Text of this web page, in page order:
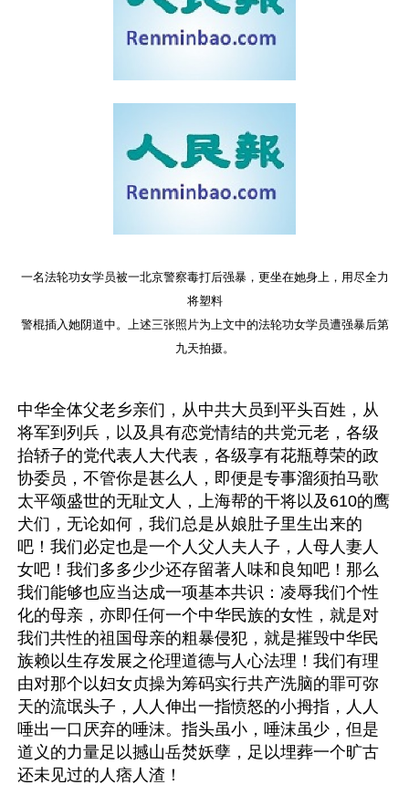
一名法轮功女学员被一北京警察毒打后强暴，更坐在她身上，用尽全力
将塑料
警棍插入她阴道中。上述三张照片为上文中的法轮功女学员遭强暴后第
九天拍摄。
中华全体父老乡亲们，从中共大员到平头百姓，从
将军到列兵，以及具有恋党情结的共党元老，各级
抬轿子的党代表人大代表，各级享有花瓶尊荣的政
协委员，不管你是甚么人，即便是专事溜须拍马歌
太平颂盛世的无耻文人，上海帮的干将以及610的鹰
犬们，无论如何，我们总是从娘肚子里生出来的
吧！我们必定也是一个人父人夫人子，人母人妻人
女吧！我们多多少少还存留著人味和良知吧！那么
我们能够也应当达成一项基本共识：凌辱我们个性
化的母亲，亦即任何一个中华民族的女性，就是对
我们共性的祖国母亲的粗暴侵犯，就是摧毁中华民
族赖以生存发展之伦理道德与人心法理！我们有理
由对那个以妇女贞操为筹码实行共产洗脑的罪可弥
天的流氓头子，人人伸出一指愤怒的小拇指，人人
唾出一口厌弃的唾沫。指头虽小，唾沫虽少，但是
道义的力量足以撼山岳焚妖孽，足以埋葬一个旷古
还未见过的人痞人渣！